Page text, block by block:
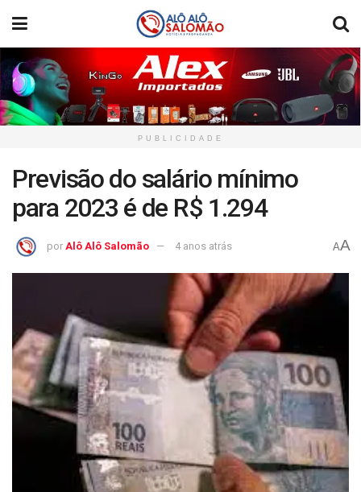
PUBLICIDADE
Previsão do salário mínimo
para 2023 é de R$ 1.294
por Alô Alô Salomão 4 anos atrás AA